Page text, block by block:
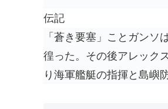
伝記
「蒼き要塞」ことガン
徨った。その後アレック
り海軍艦艇の指揮と島嶼